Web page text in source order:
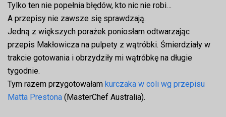
Tylko ten nie popełnia błędów, kto nic nie robi…
A przepisy nie zawsze się sprawdzają.
Jedną z większych porażek poniosłam odtwarzając
przepis Makłowicza na pulpety z wątróbki. Śmierdziały w
trakcie gotowania i obrzydziły mi wątróbkę na długie
tygodnie.
Tym razem przygotowałam kurczaka w coli wg przepisu
Matta Prestona (MasterChef Australia).